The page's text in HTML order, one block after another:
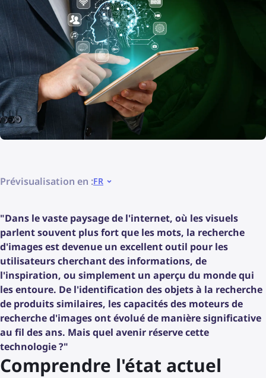
Prévisualisation en :FR
"Dans le vaste paysage de l'internet, où les visuels
parlent souvent plus fort que les mots, la recherche
d'images est devenue un excellent outil pour les
utilisateurs cherchant des informations, de
l'inspiration, ou simplement un aperçu du monde qui
les entoure. De l'identification des objets à la recherche
de produits similaires, les capacités des moteurs de
recherche d'images ont évolué de manière significative
au fil des ans. Mais quel avenir réserve cette
technologie ?"
Comprendre l'état actuel